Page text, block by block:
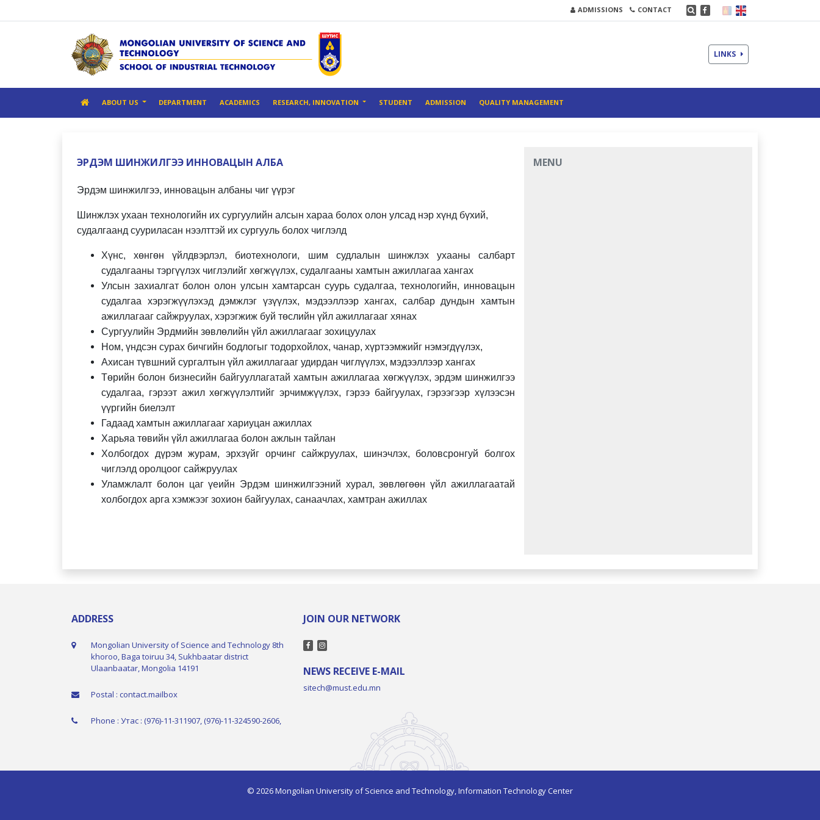
ADMISSIONS CONTACT
LINKS
ABOUT US DEPARTMENT ACADEMICS RESEARCH, INNOVATION STUDENT ADMISSION QUALITY MANAGEMENT
ЭРДЭМ ШИНЖИЛГЭЭ ИННОВАЦЫН АЛБА
Эрдэм шинжилгээ, инновацын албаны чиг үүрэг
Шинжлэх ухаан технологийн их сургуулийн алсын хараа болох олон улсад нэр хүнд бүхий,
судалгаанд сууриласан нээлттэй их сургууль болох чиглэлд
Хүнс, хөнгөн үйлдвэрлэл, биотехнологи, шим судлалын шинжлэх ухааны салбарт
судалгааны тэргүүлэх чиглэлийг хөгжүүлэх, судалгааны хамтын ажиллагаа хангах
Улсын захиалгат болон олон улсын хамтарсан суурь судалгаа, технологийн, инновацын
судалгаа хэрэгжүүлэхэд дэмжлэг үзүүлэх, мэдээллээр хангах, салбар дундын хамтын
ажиллагааг сайжруулах, хэрэгжиж буй төслийн үйл ажиллагааг хянах
Сургуулийн Эрдмийн зөвлөлийн үйл ажиллагааг зохицуулах
Ном, үндсэн сурах бичгийн бодлогыг тодорхойлох, чанар, хүртээмжийг нэмэгдүүлэх,
Ахисан түвшний сургалтын үйл ажиллагааг удирдан чиглүүлэх, мэдээллээр хангах
Төрийн болон бизнесийн байгууллагатай хамтын ажиллагаа хөгжүүлэх, эрдэм шинжилгээ
судалгаа, гэрээт ажил хөгжүүлэлтийг эрчимжүүлэх, гэрээ байгуулах, гэрээгээр хүлээсэн
үүргийн биелэлт
Гадаад хамтын ажиллагааг хариуцан ажиллах
Харьяа төвийн үйл ажиллагаа болон ажлын тайлан
Холбогдох дүрэм журам, эрхзүйг орчинг сайжруулах, шинэчлэх, боловсронгуй болгох
чиглэлд оролцоог сайжруулах
Уламжлалт болон цаг үеийн Эрдэм шинжилгээний хурал, зөвлөгөөн үйл ажиллагаатай
холбогдох арга хэмжээг зохион байгуулах, санаачлах, хамтран ажиллах
MENU
ADDRESS
Mongolian University of Science and Technology 8th
khoroo, Baga toiruu 34, Sukhbaatar district
Ulaanbaatar, Mongolia 14191
Postal : contact.mailbox
Phone : Утас : (976)-11-311907, (976)-11-324590-2606,
JOIN OUR NETWORK
NEWS RECEIVE E-MAIL
sitech@must.edu.mn
© 2026 Mongolian University of Science and Technology, Information Technology Center